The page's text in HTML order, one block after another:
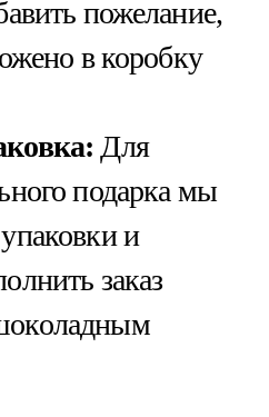
пожелание,
в коробку
Для
подарка мы
и
заказ